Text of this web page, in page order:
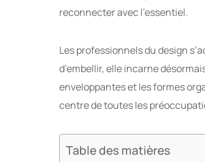
reconnecter avec l’essentiel.
Les professionnels du design
d’embellir, elle incarne
enveloppantes et les formes
centre de toutes les
Table des matières